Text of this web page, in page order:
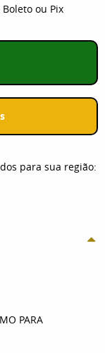
Boleto ou Pix
para sua região:
PARA